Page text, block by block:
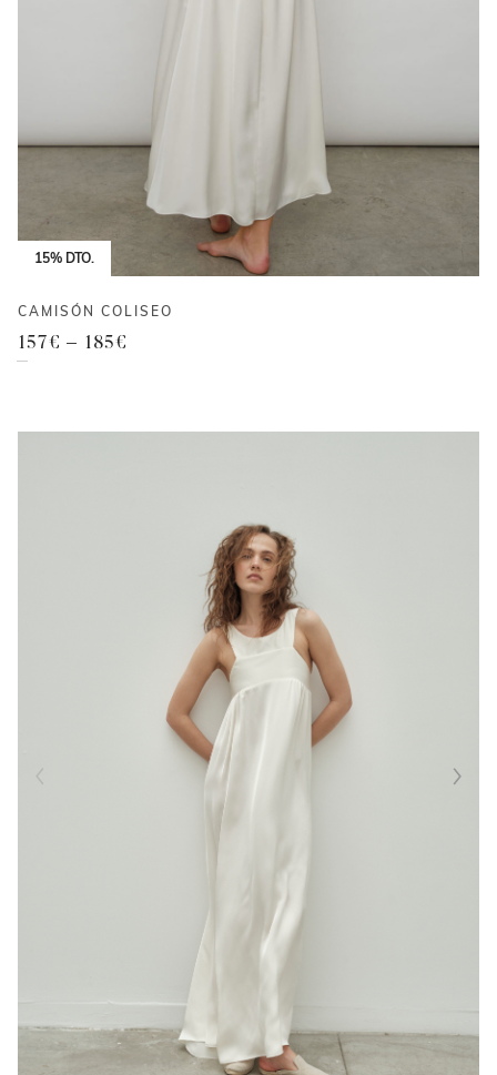
15% DTO.
CAMISÓN COLISEO
157€ – 185€